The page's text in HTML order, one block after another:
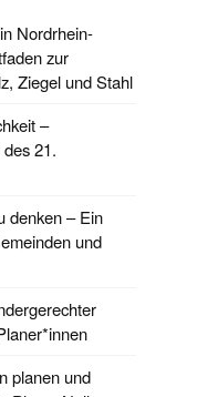
Nordrhein-
zur
Ziegel und Stahl
–
21.
denken – Ein
und
planen und